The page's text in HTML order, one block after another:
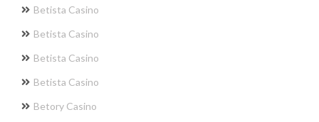
Betista Casino
Betista Casino
Betista Casino
Betista Casino
Betory Casino